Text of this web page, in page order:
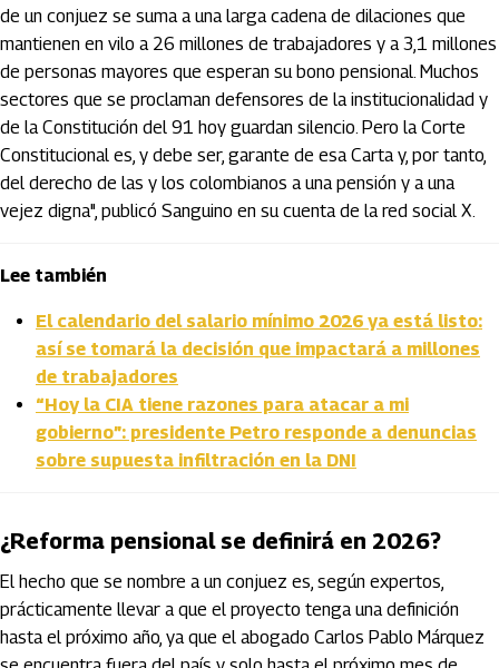
de un conjuez se suma a una larga cadena de dilaciones que
mantienen en vilo a 26 millones de trabajadores y a 3,1 millones
de personas mayores que esperan su bono pensional. Muchos
sectores que se proclaman defensores de la institucionalidad y
de la Constitución del 91 hoy guardan silencio. Pero la Corte
Constitucional es, y debe ser, garante de esa Carta y, por tanto,
del derecho de las y los colombianos a una pensión y a una
vejez digna", publicó Sanguino en su cuenta de la red social X.
Lee también
El calendario del salario mínimo 2026 ya está listo:
así se tomará la decisión que impactará a millones
de trabajadores
“Hoy la CIA tiene razones para atacar a mi
gobierno”: presidente Petro responde a denuncias
sobre supuesta infiltración en la DNI
¿Reforma pensional se definirá en 2026?
El hecho que se nombre a un conjuez es, según expertos,
prácticamente llevar a que el proyecto tenga una definición
hasta el próximo año, ya que el abogado Carlos Pablo Márquez